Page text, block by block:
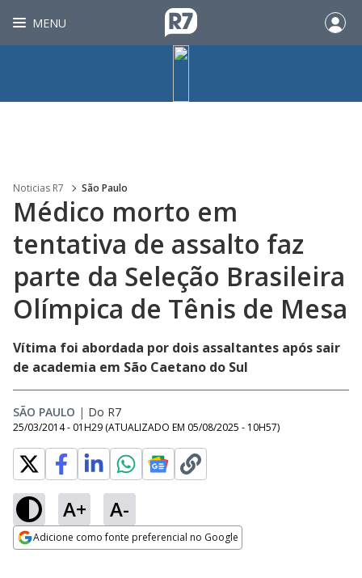
MENU
Noticias R7 São Paulo
Médico morto em
tentativa de assalto faz
parte da Seleção Brasileira
Olímpica de Tênis de Mesa
Vítima foi abordada por dois assaltantes após sair
de academia em São Caetano do Sul
SÃO PAULO | Do R7
25/03/2014 - 01H29 (ATUALIZADO EM 05/08/2025 - 10H57)
A+ A-
Adicione como fonte preferencial no Google